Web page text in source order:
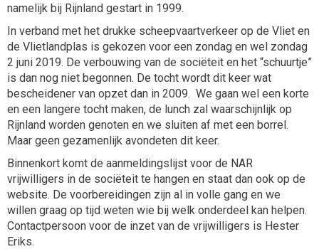
namelijk bij Rijnland gestart in 1999.
In verband met het drukke scheepvaartverkeer op de Vliet en
de Vlietlandplas is gekozen voor een zondag en wel zondag
2 juni 2019. De verbouwing van de sociëteit en het “schuurtje”
is dan nog niet begonnen. De tocht wordt dit keer wat
bescheidener van opzet dan in 2009. We gaan wel een korte
en een langere tocht maken, de lunch zal waarschijnlijk op
Rijnland worden genoten en we sluiten af met een borrel.
Maar geen gezamenlijk avondeten dit keer.
Binnenkort komt de aanmeldingslijst voor de NAR
vrijwilligers in de sociëteit te hangen en staat dan ook op de
website. De voorbereidingen zijn al in volle gang en we
willen graag op tijd weten wie bij welk onderdeel kan helpen.
Contactpersoon voor de inzet van de vrijwilligers is Hester
Eriks.